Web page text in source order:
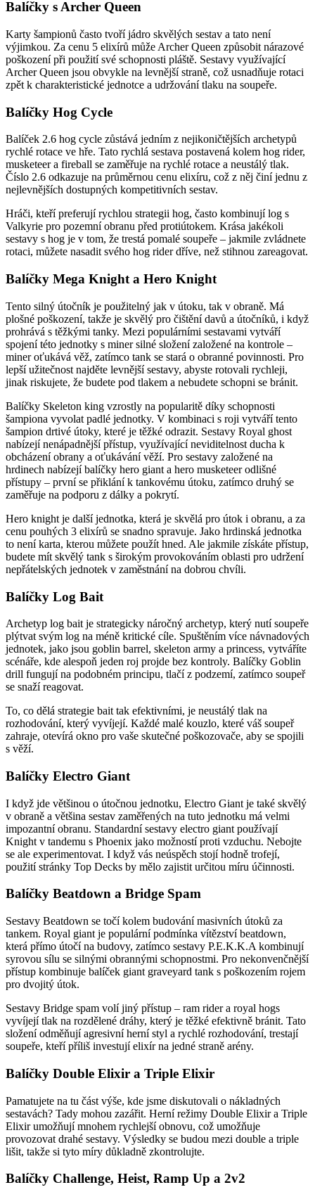
Balíčky s Archer Queen
Karty šampionů často tvoří jádro skvělých sestav a tato není
výjimkou. Za cenu 5 elixírů může Archer Queen způsobit nárazové
poškození při použití své schopnosti pláště. Sestavy využívající
Archer Queen jsou obvykle na levnější straně, což usnadňuje rotaci
zpět k charakteristické jednotce a udržování tlaku na soupeře.
Balíčky Hog Cycle
Balíček 2.6 hog cycle zůstává jedním z nejikoničtějších archetypů
rychlé rotace ve hře. Tato rychlá sestava postavená kolem hog rider,
musketeer a fireball se zaměřuje na rychlé rotace a neustálý tlak.
Číslo 2.6 odkazuje na průměrnou cenu elixíru, což z něj činí jednu z
nejlevnějších dostupných kompetitivních sestav.
Hráči, kteří preferují rychlou strategii hog, často kombinují log s
Valkyrie pro pozemní obranu před protiútokem. Krása jakékoli
sestavy s hog je v tom, že trestá pomalé soupeře – jakmile zvládnete
rotaci, můžete nasadit svého hog rider dříve, než stihnou zareagovat.
Balíčky Mega Knight a Hero Knight
Tento silný útočník je použitelný jak v útoku, tak v obraně. Má
plošné poškození, takže je skvělý pro čištění davů a útočníků, i když
prohrává s těžkými tanky. Mezi populárními sestavami vytváří
spojení této jednotky s miner silné složení založené na kontrole –
miner oťukává věž, zatímco tank se stará o obranné povinnosti. Pro
lepší užitečnost najděte levnější sestavy, abyste rotovali rychleji,
jinak riskujete, že budete pod tlakem a nebudete schopni se bránit.
Balíčky Skeleton king vzrostly na popularitě díky schopnosti
šampiona vyvolat padlé jednotky. V kombinaci s roji vytváří tento
šampion drtivé útoky, které je těžké odrazit. Sestavy Royal ghost
nabízejí nenápadnější přístup, využívající neviditelnost ducha k
obcházení obrany a oťukávání věží. Pro sestavy založené na
hrdinech nabízejí balíčky hero giant a hero musketeer odlišné
přístupy – první se přiklání k tankovému útoku, zatímco druhý se
zaměřuje na podporu z dálky a pokrytí.
Hero knight je další jednotka, která je skvělá pro útok i obranu, a za
cenu pouhých 3 elixírů se snadno spravuje. Jako hrdinská jednotka
to není karta, kterou můžete použít hned. Ale jakmile získáte přístup,
budete mít skvělý tank s širokým provokováním oblasti pro udržení
nepřátelských jednotek v zaměstnání na dobrou chvíli.
Balíčky Log Bait
Archetyp log bait je strategicky náročný archetyp, který nutí soupeře
plýtvat svým log na méně kritické cíle. Spuštěním více návnadových
jednotek, jako jsou goblin barrel, skeleton army a princess, vytváříte
scénáře, kde alespoň jeden roj projde bez kontroly. Balíčky Goblin
drill fungují na podobném principu, tlačí z podzemí, zatímco soupeř
se snaží reagovat.
To, co dělá strategie bait tak efektivními, je neustálý tlak na
rozhodování, který vyvíjejí. Každé malé kouzlo, které váš soupeř
zahraje, otevírá okno pro vaše skutečné poškozovače, aby se spojili
s věží.
Balíčky Electro Giant
I když jde většinou o útočnou jednotku, Electro Giant je také skvělý
v obraně a většina sestav zaměřených na tuto jednotku má velmi
impozantní obranu. Standardní sestavy electro giant používají
Knight v tandemu s Phoenix jako možností proti vzduchu. Nebojte
se ale experimentovat. I když vás neúspěch stojí hodně trofejí,
použití stránky Top Decks by mělo zajistit určitou míru účinnosti.
Balíčky Beatdown a Bridge Spam
Sestavy Beatdown se točí kolem budování masivních útoků za
tankem. Royal giant je populární podmínka vítězství beatdown,
která přímo útočí na budovy, zatímco sestavy P.E.K.K.A kombinují
syrovou sílu se silnými obrannými schopnostmi. Pro nekonvenčnější
přístup kombinuje balíček giant graveyard tank s poškozením rojem
pro dvojitý útok.
Sestavy Bridge spam volí jiný přístup – ram rider a royal hogs
vyvíjejí tlak na rozdělené dráhy, který je těžké efektivně bránit. Tato
složení odměňují agresivní herní styl a rychlé rozhodování, trestají
soupeře, kteří příliš investují elixír na jedné straně arény.
Balíčky Double Elixir a Triple Elixir
Pamatujete na tu část výše, kde jsme diskutovali o nákladných
sestavách? Tady mohou zazářit. Herní režimy Double Elixir a Triple
Elixir umožňují mnohem rychlejší obnovu, což umožňuje
provozovat drahé sestavy. Výsledky se budou mezi double a triple
lišit, takže si tyto míry důkladně zkontrolujte.
Balíčky Challenge, Heist, Ramp Up a 2v2